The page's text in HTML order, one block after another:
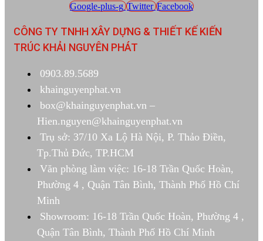
Google-plus-g Twitter Facebook
CÔNG TY TNHH XÂY DỰNG & THIẾT KẾ KIẾN
TRÚC KHẢI NGUYÊN PHÁT
0903.89.5689
khainguyenphat.vn
box@khainguyenphat.vn –
Hien.nguyen@khainguyenphat.vn
Trụ sở: 37/10 Xa Lộ Hà Nội, P. Thảo Điền,
Tp.Thủ Đức, TP.HCM
Văn phòng làm việc: 16-18 Trần Quốc Hoàn,
Phường 4 , Quận Tân Bình, Thành Phố Hồ Chí
Minh
Showroom: 16-18 Trần Quốc Hoàn, Phường 4 ,
Quận Tân Bình, Thành Phố Hồ Chí Minh